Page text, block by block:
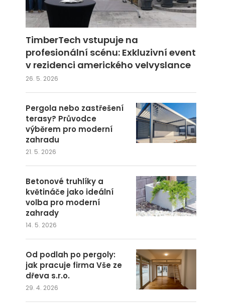
TimberTech vstupuje na
profesionální scénu: Exkluzivní event
v rezidenci amerického velvyslance
26. 5. 2026
Pergola nebo zastřešení
terasy? Průvodce
výběrem pro moderní
zahradu
21. 5. 2026
Betonové truhlíky a
květináče jako ideální
volba pro moderní
zahrady
14. 5. 2026
Od podlah po pergoly:
jak pracuje firma Vše ze
dřeva s.r.o.
29. 4. 2026